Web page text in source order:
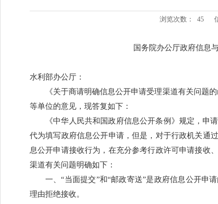
浏览次数： 45
国务院办公厅政府信息
水利部办公厅：
《关于商请明确信息公开申请受理渠道有关问题
等单位的意见，现答复如下：
《中华人民共和国政府信息公开条例》规定，
代为填写政府信息公开申请，但是，对于行政机关通
息公开申请接收行为，在充分参考行政许可申请接收
渠道有关问题明确如下：
一、“当面提交”和“邮政寄送”是政府信息公开申
理由拒绝接收。